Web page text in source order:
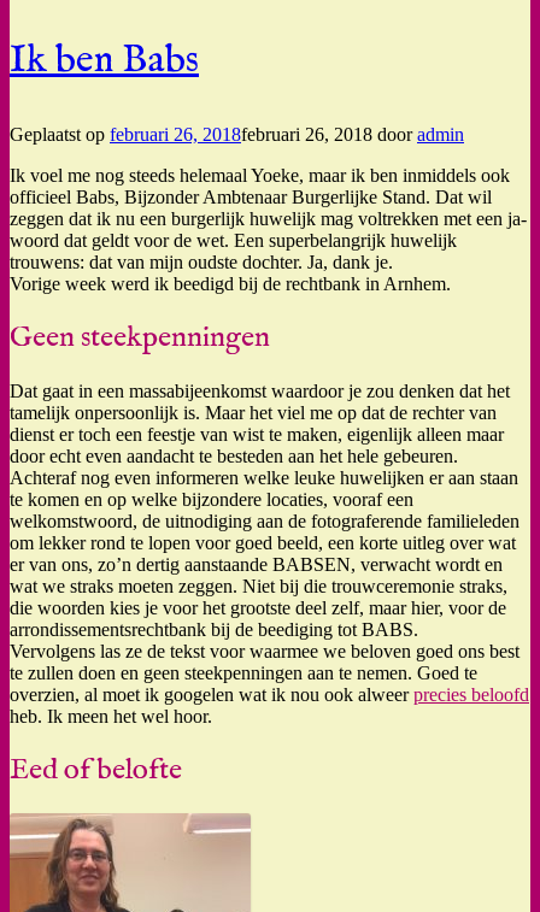
Ik ben Babs
Geplaatst op februari 26, 2018februari 26, 2018 dooradmin
Ik voel me nog steeds helemaal Yoeke, maar ik ben inmiddels ook
officieel Babs, Bijzonder Ambtenaar Burgerlijke Stand. Dat wil
zeggen dat ik nu een burgerlijk huwelijk mag voltrekken met een ja-
woord dat geldt voor de wet. Een superbelangrijk huwelijk
trouwens: dat van mijn oudste dochter. Ja, dank je.
Vorige week werd ik beedigd bij de rechtbank in Arnhem.
Geen steekpenningen
Dat gaat in een massabijeenkomst waardoor je zou denken dat het
tamelijk onpersoonlijk is. Maar het viel me op dat de rechter van
dienst er toch een feestje van wist te maken, eigenlijk alleen maar
door echt even aandacht te besteden aan het hele gebeuren.
Achteraf nog even informeren welke leuke huwelijken er aan staan
te komen en op welke bijzondere locaties, vooraf een
welkomstwoord, de uitnodiging aan de fotograferende familieleden
om lekker rond te lopen voor goed beeld, een korte uitleg over wat
er van ons, zo’n dertig aanstaande BABSEN, verwacht wordt en
wat we straks moeten zeggen. Niet bij die trouwceremonie straks,
die woorden kies je voor het grootste deel zelf, maar hier, voor de
arrondissementsrechtbank bij de beediging tot BABS.
Vervolgens las ze de tekst voor waarmee we beloven goed ons best
te zullen doen en geen steekpenningen aan te nemen. Goed te
overzien, al moet ik googelen wat ik nou ook alweerprecies beloofd
heb. Ik meen het wel hoor.
Eed of belofte